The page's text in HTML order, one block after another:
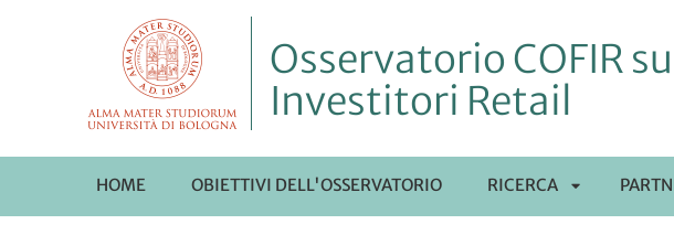
Osservatorio COFIR
Investitori Retail
HOME OBIETTIVI DELL'OSSERVATORIO RICERCA